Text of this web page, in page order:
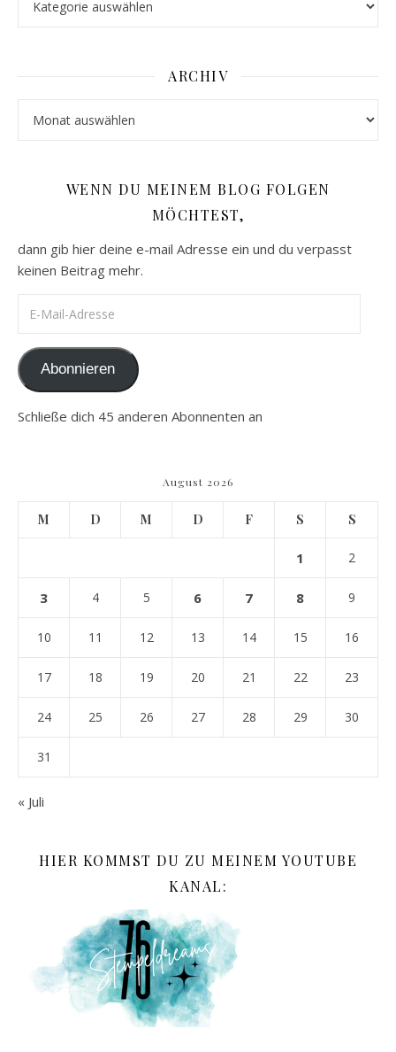
ARCHIV
WENN DU MEINEM BLOG FOLGEN
MÖCHTEST,
dann gib hier deine e-mail Adresse ein und du verpasst
keinen Beitrag mehr.
Abonnieren
Schließe dich 45 anderen Abonnenten an
August 2026
M D M D F S S
1 2
3 4 5 6 7 8 9
10 11 12 13 14 15 16
17 18 19 20 21 22 23
24 25 26 27 28 29 30
31
« Juli
HIER KOMMST DU ZU MEINEM YOUTUBE
KANAL: